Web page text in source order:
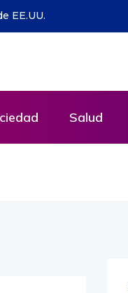
en
Salud